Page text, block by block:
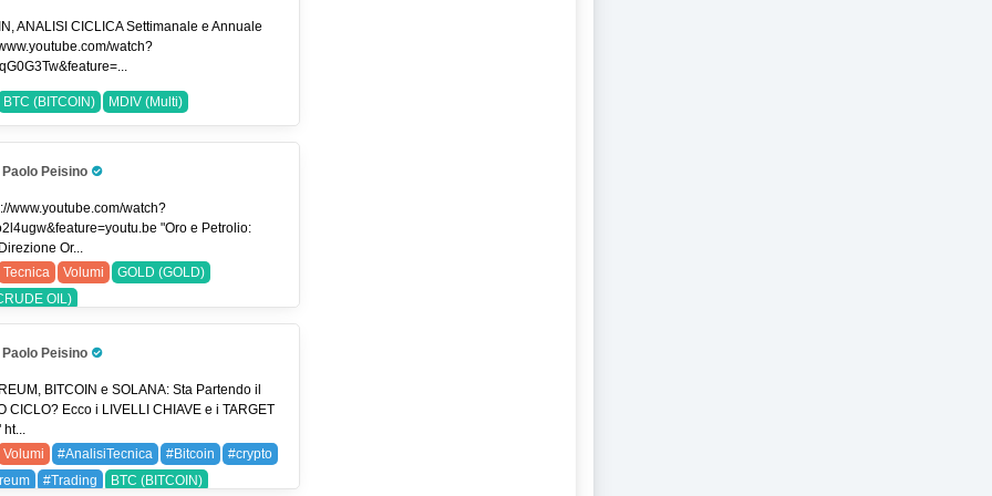
#usdjpy
EURUSD (EUR/USD)
(USDJPY)
ANALISI CICLICA Settimanale e Annuale
watch?
BTC (BITCOIN) MDIV (Multi)
Paolo Peisino
Pro Trader
www.youtube.com/watch?
"Oro e Petrolio:
Or...
Tecnica Volumi
GOLD (GOLD)
OIL)
Paolo Peisino
Pro Trader
BITCOIN e SOLANA: Sta Partendo il
CICLO? Ecco i LIVELLI CHIAVE e i TARGET
Volumi #AnalisiTecnica #Bitcoin
#crypto
#Trading BTC (BITCOIN)